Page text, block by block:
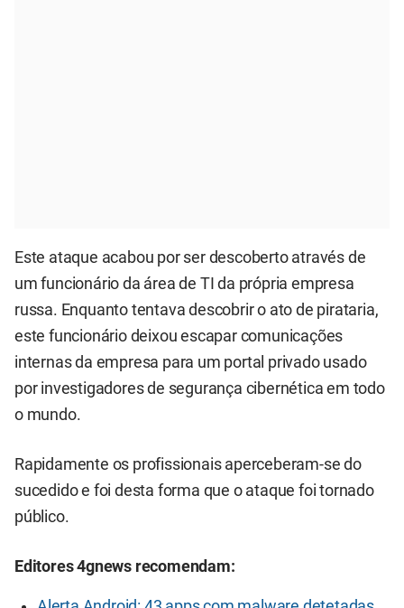
Este ataque acabou por ser descoberto através de
um funcionário da área de TI da própria empresa
russa. Enquanto tentava descobrir o ato de pirataria,
este funcionário deixou escapar comunicações
internas da empresa para um portal privado usado
por investigadores de segurança cibernética em todo
o mundo.
Rapidamente os profissionais aperceberam-se do
sucedido e foi desta forma que o ataque foi tornado
público.
Editores 4gnews recomendam: